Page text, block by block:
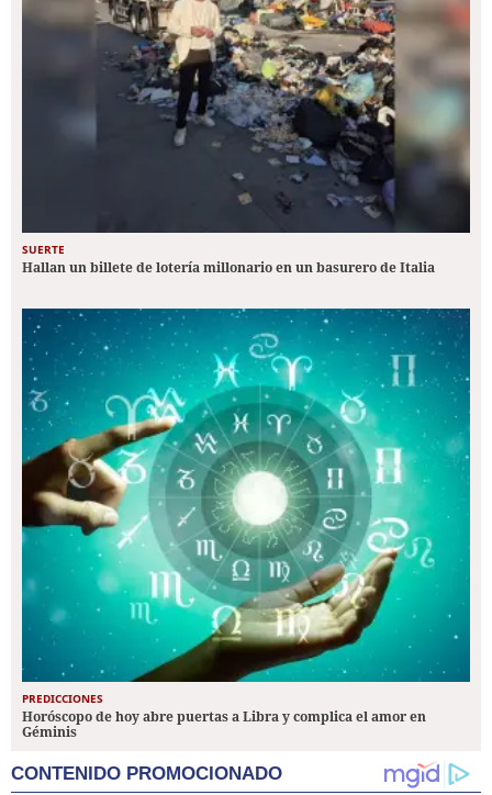
SUERTE
Hallan un billete de lotería millonario en un basurero de Italia
PREDICCIONES
Horóscopo de hoy abre puertas a Libra y complica el amor en
Géminis
CONTENIDO PROMOCIONADO